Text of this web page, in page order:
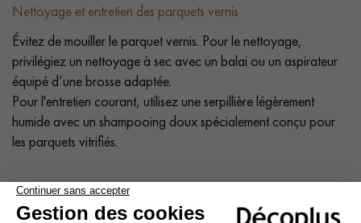
Nettoyage et entretien des parquets vernis
Évitez de mouiller le parquet vernis. Pour le nettoyage,
privilégiez un nettoyage à sec avec un balai ou un aspirateur
équipé d’une brosse adaptée.
Pour l'entretien courant, utilisez une serpillière légèrement
humide avec un shampooing doux spécialement conçu pour
les parquets vitrifiés.